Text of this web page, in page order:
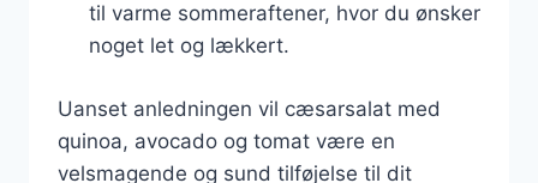
til varme sommeraftener, hvor du ønsker
noget let og lækkert.
Uanset anledningen vil cæsarsalat med
quinoa, avocado og tomat være en
velsmagende og sund tilføjelse til dit